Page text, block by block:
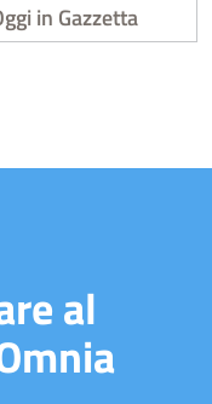
in Gazzetta
al